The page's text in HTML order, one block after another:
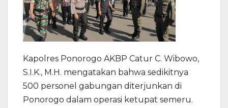
Kapolres Ponorogo AKBP Catur C. Wibowo,
S.I.K., M.H. mengatakan bahwa sedikitnya
500 personel gabungan diterjunkan di
Ponorogo dalam operasi ketupat semeru.